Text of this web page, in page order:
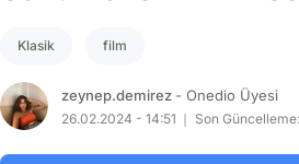
Klasik film
zeynep.demirez - Onedio Üyesi
26.02.2024 - 14:51 Son